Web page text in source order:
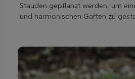
Stauden gepflanzt werden, um
und harmonischen Garten zu